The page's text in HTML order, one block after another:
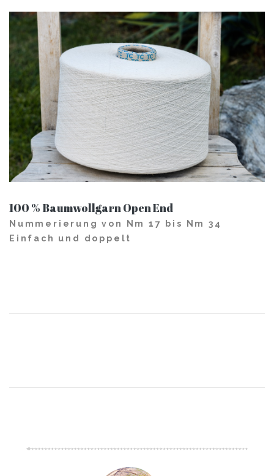
100 % Baumwollgarn Open End
Nummerierung von Nm 17 bis Nm 34
Einfach und doppelt